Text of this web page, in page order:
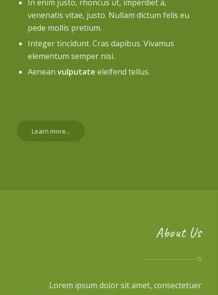
In enim justo, rhoncus ut, imperdiet a,
venenatis vitae, justo. Nullam dictum felis eu
pede mollis pretium.
Integer tincidunt. Cras dapibus. Vivamus
elementum semper nisi.
Aenean vulputate eleifend tellus.
Learn more...
About Us
Lorem ipsum dolor sit amet, consectetuer